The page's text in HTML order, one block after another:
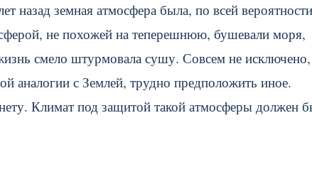
назад земная атмосфера была, по всей
не похожей на теперешнюю, бушевали моря,
смело штурмовала сушу. Совсем не
аналогии с Землей, трудно предположить иное.
Климат под защитой такой атмосферы должен